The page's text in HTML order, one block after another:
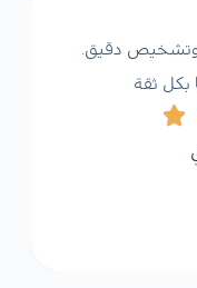
وتشخيص دقيق.
بكل ثقة